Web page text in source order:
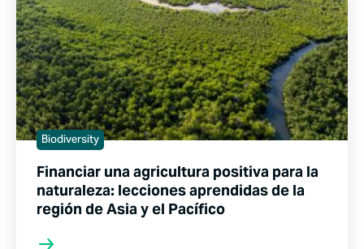
Biodiversity
Financiar una agricultura positiva para la
naturaleza: lecciones aprendidas de la
región de Asia y el Pacífico